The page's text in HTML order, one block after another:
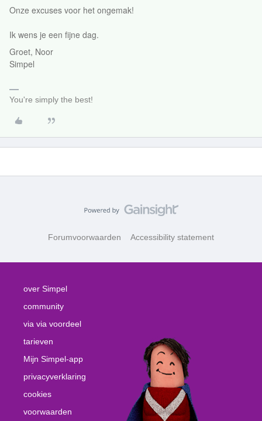
Onze excuses voor het ongemak!
Ik wens je een fijne dag.
Groet, Noor
Simpel
You're simply the best!
Forumvoorwaarden Accessibility statement
over Simpel
community
via via voordeel
tarieven
Mijn Simpel-app
privacyverklaring
cookies
voorwaarden